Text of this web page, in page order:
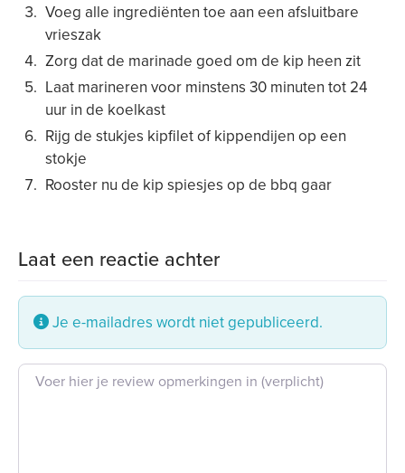
Voeg alle ingrediënten toe aan een afsluitbare
vrieszak
Zorg dat de marinade goed om de kip heen zit
Laat marineren voor minstens 30 minuten tot 24
uur in de koelkast
Rijg de stukjes kipfilet of kippendijen op een
stokje
Rooster nu de kip spiesjes op de bbq gaar
Laat een reactie achter
Je e-mailadres wordt niet gepubliceerd.
Beoordeling tekst